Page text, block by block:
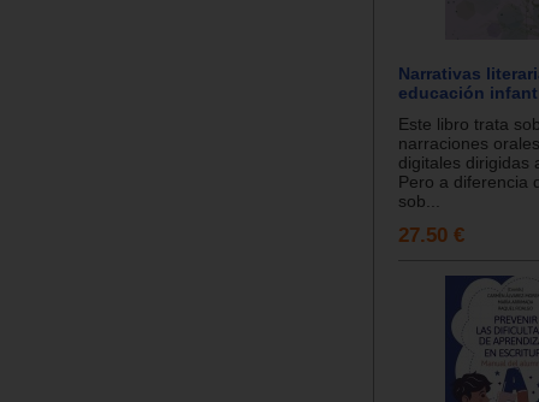
Narrativas
educación
Este libro trata
narraciones
digitales dirigidas
Pero a diferencia
sob...
27.50 €